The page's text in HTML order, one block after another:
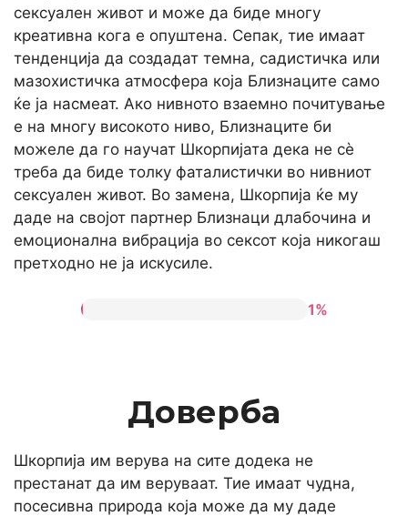
сексуален живот и може да биде многу
креативна кога е опуштена. Сепак, тие имаат
тенденција да создадат темна, садистичка или
мазохистичка атмосфера која Близнаците само
ќе ја насмеат. Ако нивното взаемно почитување
е на многу високото ниво, Близнаците би
можеле да го научат Шкорпијата дека не сè
треба да биде толку фаталистички во нивниот
сексуален живот. Во замена, Шкорпија ќе му
даде на својот партнер Близнаци длабочина и
емоционална вибрација во сексот која никогаш
претходно не ја искусиле.
1%
Доверба
Шкорпија им верува на сите додека не
престанат да им веруваат. Тие имаат чудна,
посесивна природа која може да му даде